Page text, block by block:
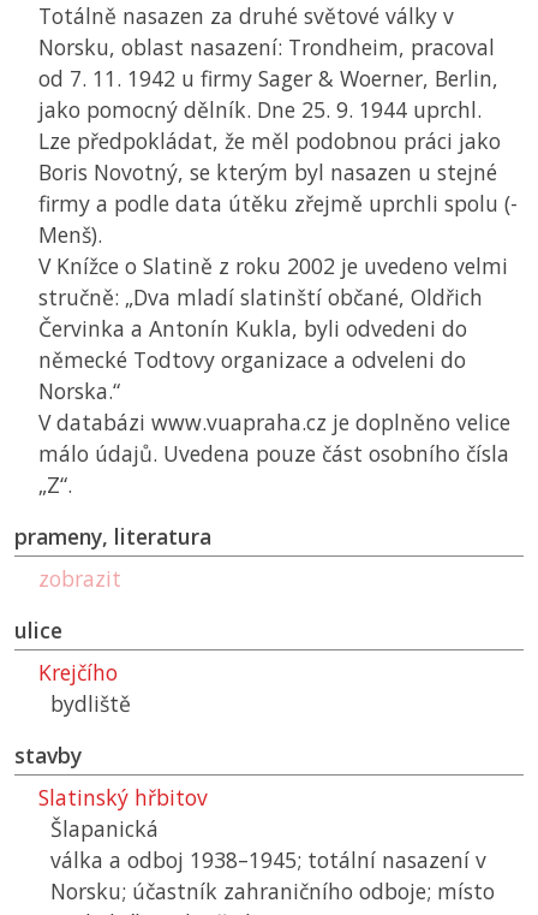
Totálně nasazen za druhé světové války v
Norsku, oblast nasazení: Trondheim, pracoval
od 7. 11. 1942 u firmy Sager & Woerner, Berlin,
jako pomocný dělník. Dne 25. 9. 1944 uprchl.
Lze předpokládat, že měl podobnou práci jako
Boris Novotný, se kterým byl nasazen u stejné
firmy a podle data útěku zřejmě uprchli spolu (-
Menš).
V Knížce o Slatině z roku 2002 je uvedeno velmi
stručně: „Dva mladí slatinští občané, Oldřich
Červinka a Antonín Kukla, byli odvedeni do
německé Todtovy organizace a odveleni do
Norska.“
V databázi www.vuapraha.cz je doplněno velice
málo údajů. Uvedena pouze část osobního čísla
„Z“.
prameny, literatura
zobrazit
ulice
Krejčího
bydliště
stavby
Slatinský hřbitov
Šlapanická
válka a odboj 1938–1945; totální nasazení v
Norsku; účastník zahraničního odboje; místo